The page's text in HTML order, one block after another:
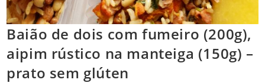
Baião de dois com fumeiro (200g),
aipim rústico na manteiga (150g) –
prato sem glúten